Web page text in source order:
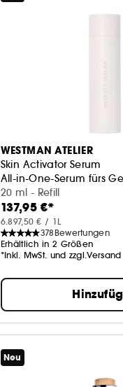
WESTMAN ATELIER
Skin Activator Serum
All-in-One-Serum fürs
20 ml - Refill
137,95 €*
6.897,50 € / 1L
378 Bewertungen
Erhältlich in 2 Größen
*Inkl. MwSt. und zzgl.Versand
Neu